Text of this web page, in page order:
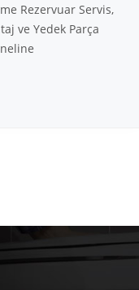
Rezervuar Servis,
ve Yedek Parça